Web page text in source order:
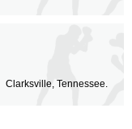
Clarksville, Tennessee.